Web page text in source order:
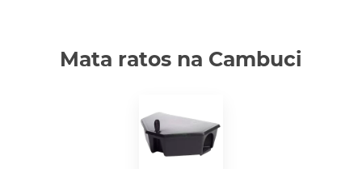
Mata ratos na Cambuci